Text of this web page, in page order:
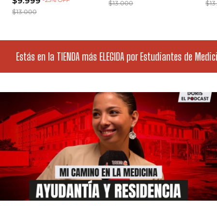
$13.000
$13.000
Estás en la TIENDA más ELEGIDA por Estudiantes de